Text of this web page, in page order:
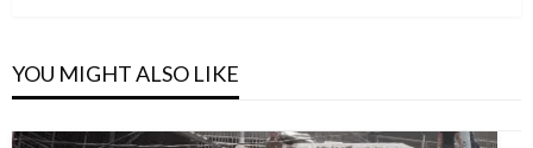
YOU MIGHT ALSO LIKE